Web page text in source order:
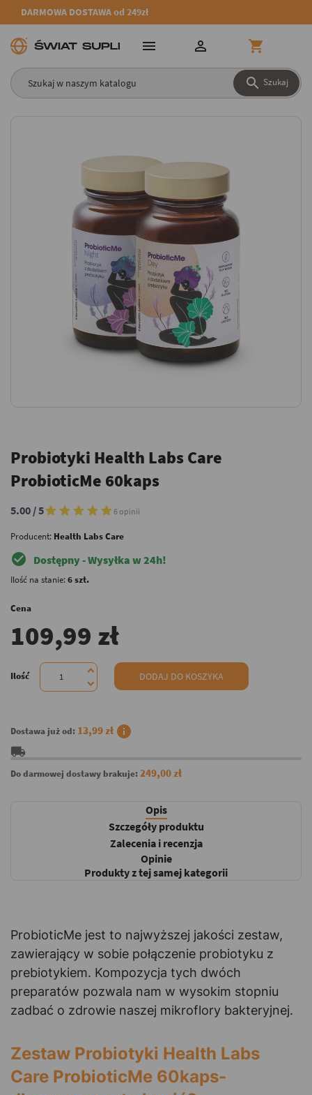
DARMOWA DOSTAWA od 249zł
 Szukaj
  
Probiotyki Health Labs Care
ProbioticMe 60kaps
5.00 / 5 6 opinii
Producent: Health Labs Care
check_circle Dostępny - Wysyłka w 24h!
Ilość na stanie:6 szt.
Cena
109,99 zł
Ilość DODAJ DO KOSZYKA
Dostawa już od: 13,99 zł info
local_shipping
Do darmowej dostawy brakuje:249,00 zł
Opis
Szczegóły produktu
Zalecenia i recenzja
Opinie
Produkty z tej samej kategorii
ProbioticMe jest to najwyższej jakości zestaw,
zawierający w sobie połączenie probiotyku z
prebiotykiem. Kompozycja tych dwóch
preparatów pozwala nam w wysokim stopniu
zadbać o zdrowie naszej mikroflory bakteryjnej.
Zestaw Probiotyki Health Labs
Care ProbioticMe 60kaps-